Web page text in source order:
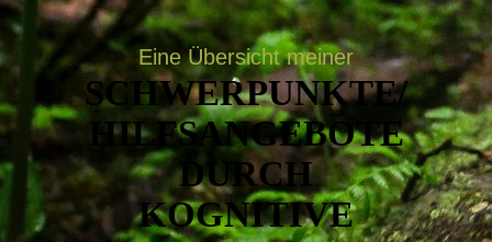
Eine Übersicht meiner
SCHWERPUNKTE/
HILFSANGEBOTE
DURCH
KOGNITIVE